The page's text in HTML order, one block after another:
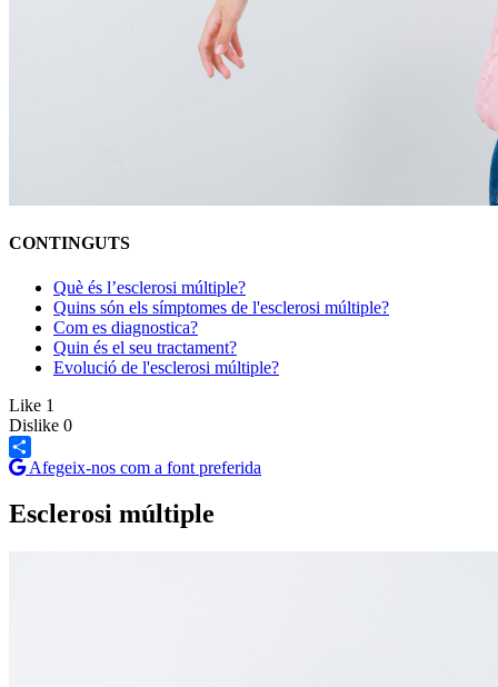
CONTINGUTS
Què és l’esclerosi múltiple?
Quins són els símptomes de l'esclerosi múltiple?
Com es diagnostica?
Quin és el seu tractament?
Evolució de l'esclerosi múltiple?
Like 1
Dislike 0
Share
Afegeix-nos com a font preferida
Esclerosi múltiple